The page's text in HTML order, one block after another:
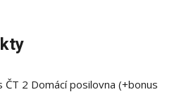
ČT 2 Domácí posilovna (+bonus